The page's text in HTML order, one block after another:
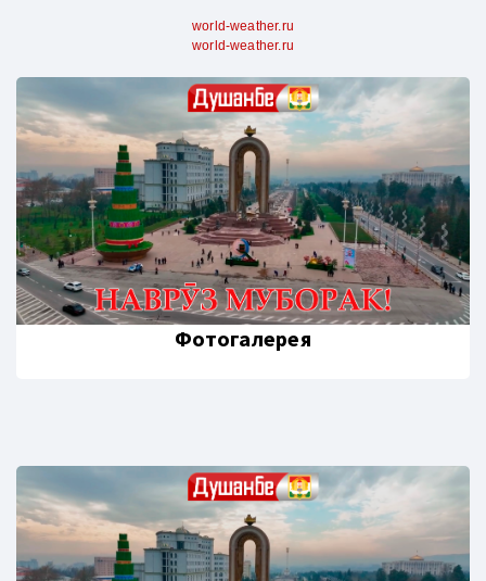
world-weather.ru
world-weather.ru
Фотогалерея